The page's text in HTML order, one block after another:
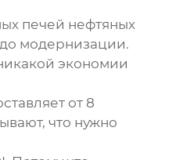
печей нефтяных
модернизации.
экономии
от 8
что нужно